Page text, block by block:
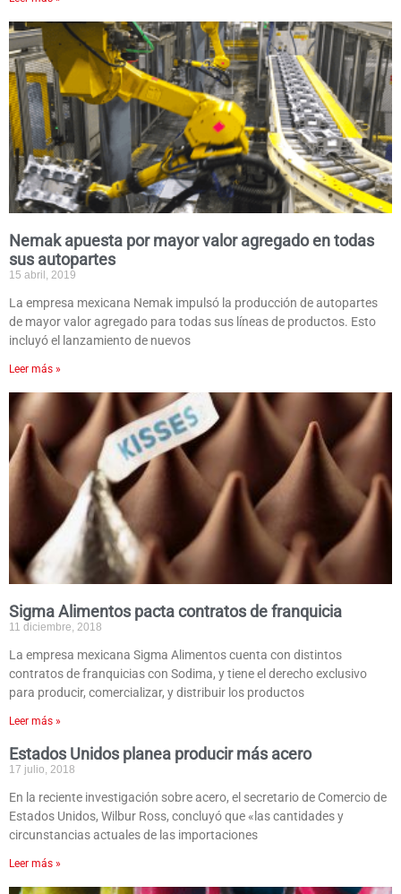
Nemak apuesta por mayor valor agregado en todas
sus autopartes
15 abril, 2019
La empresa mexicana Nemak impulsó la producción de autopartes
de mayor valor agregado para todas sus líneas de productos. Esto
incluyó el lanzamiento de nuevos
Leer más »
Sigma Alimentos pacta contratos de franquicia
11 diciembre, 2018
La empresa mexicana Sigma Alimentos cuenta con distintos
contratos de franquicias con Sodima, y tiene el derecho exclusivo
para producir, comercializar, y distribuir los productos
Leer más »
Estados Unidos planea producir más acero
17 julio, 2018
En la reciente investigación sobre acero, el secretario de Comercio de
Estados Unidos, Wilbur Ross, concluyó que «las cantidades y
circunstancias actuales de las importaciones
Leer más »